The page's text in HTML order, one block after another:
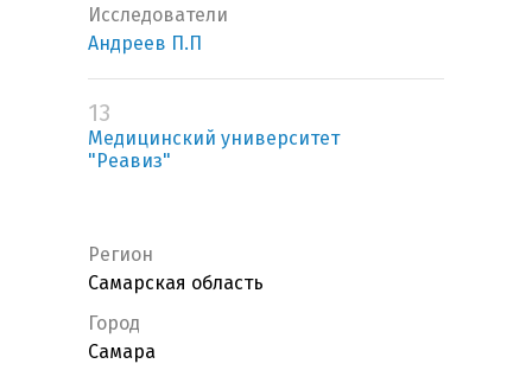
Исследователи
Андреев П.П
13
Медицинский университет
"Реавиз"
Регион
Самарская область
Город
Самара